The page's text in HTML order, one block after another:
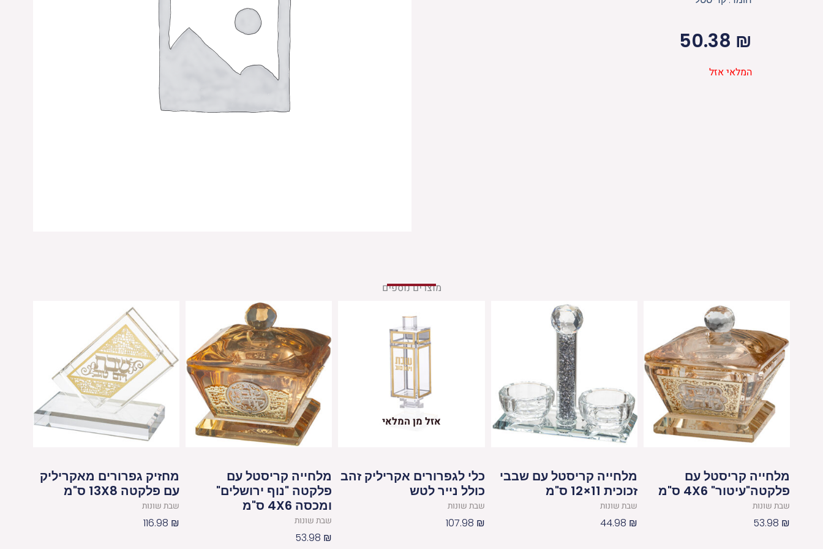
50.38 ₪
המלאי אזל
מוצרים נוספים
מלחייה קריסטל עם
פלקטה"עיטור" 4X6 ס"מ
שבת שונות
53.98 ₪
מלחייה קריסטל עם שבבי
זכוכית 11×12 ס"מ
שבת שונות
44.98 ₪
אזל מן המלאי
כלי לגפרורים אקריליק זהב
כולל נייר לטש
שבת שונות
107.98 ₪
מלחייה קריסטל עם
פלקטה "נוף ירושלים"
ומכסה 4X6 ס"מ
שבת שונות
53.98 ₪
מחזיק גפרורים מאקריליק
עם פלקטה 13X8 ס"מ
שבת שונות
116.98 ₪